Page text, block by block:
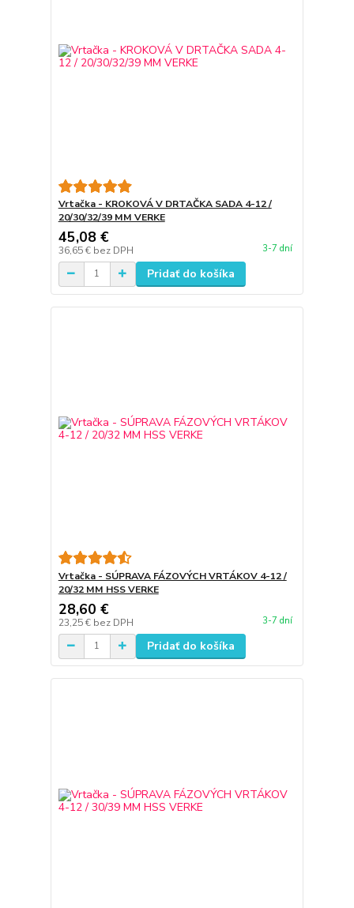
Vrtačka - KROKOVÁ V DRTAČKA SADA 4-12 /
20/30/32/39 MM VERKE
45,08 €
36,65 € bez DPH 3-7 dní
Pridať do košíka
Vrtačka - SÚPRAVA FÁZOVÝCH VRTÁKOV 4-12 /
20/32 MM HSS VERKE
28,60 €
23,25 € bez DPH 3-7 dní
Pridať do košíka